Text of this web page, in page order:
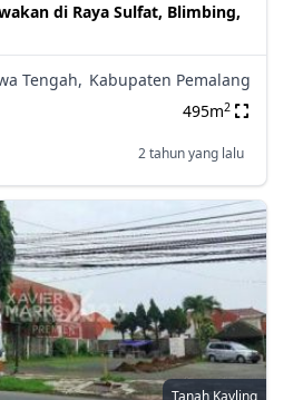
di Raya Sulfat, Blimbing,
Tengah, Kabupaten Pemalang
495m2
2 tahun yang lalu
Tanah Kavling